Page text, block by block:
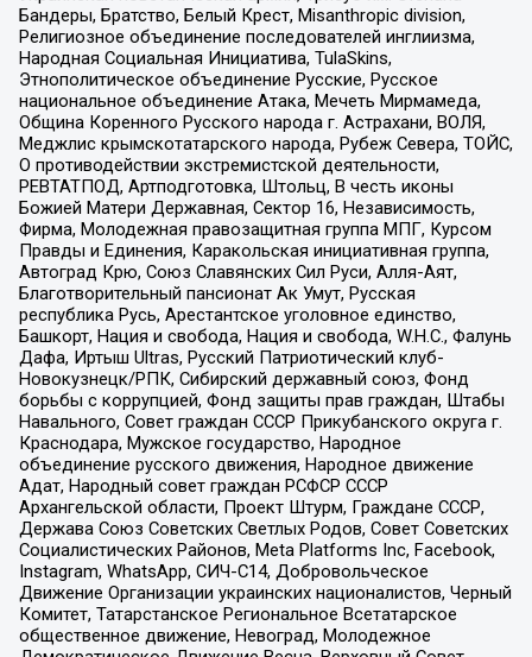
Бандеры, Братство, Белый Крест, Misanthropic division,
Религиозное объединение последователей инглиизма,
Народная Социальная Инициатива, TulaSkins,
Этнополитическое объединение Русские, Русское
национальное объединение Атака, Мечеть Мирмамеда,
Община Коренного Русского народа г. Астрахани, ВОЛЯ,
Меджлис крымскотатарского народа, Рубеж Севера, ТОЙС,
О противодействии экстремистской деятельности,
РЕВТАТПОД, Артподготовка, Штольц, В честь иконы
Божией Матери Державная, Сектор 16, Независимость,
Фирма, Молодежная правозащитная группа МПГ, Курсом
Правды и Единения, Каракольская инициативная группа,
Автоград Крю, Союз Славянских Сил Руси, Алля-Аят,
Благотворительный пансионат Ак Умут, Русская
республика Русь, Арестантское уголовное единство,
Башкорт, Нация и свобода, Нация и свобода, W.H.С., Фалунь
Дафа, Иртыш Ultras, Русский Патриотический клуб-
Новокузнецк/РПК, Сибирский державный союз, Фонд
борьбы с коррупцией, Фонд защиты прав граждан, Штабы
Навального, Совет граждан СССР Прикубанского округа г.
Краснодара, Мужское государство, Народное
объединение русского движения, Народное движение
Адат, Народный совет граждан РСФСР СССР
Архангельской области, Проект Штурм, Граждане СССР,
Держава Союз Советских Светлых Родов, Совет Советских
Социалистических Районов, Meta Platforms Inc, Facebook,
Instagram, WhatsApp, СИЧ-С14, Добровольческое
Движение Организации украинских националистов, Черный
Комитет, Татарстанское Региональное Всетатарское
общественное движение, Невоград, Молодежное